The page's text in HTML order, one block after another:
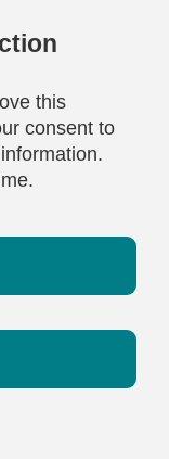
this
consent to